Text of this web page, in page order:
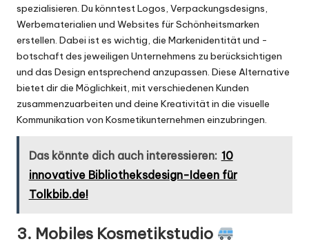
spezialisieren. Du könntestLogos, Verpackungsdesigns,
Werbematerialien und Websites für Schönheitsmarken
erstellen. Dabei ist es wichtig, die Markenidentität und -
botschaft des jeweiligen Unternehmens zu berücksichtigen
und das Design entsprechend anzupassen. Diese Alternative
bietet dir die Möglichkeit, mit verschiedenen Kunden
zusammenzuarbeiten und deine Kreativität in die visuelle
Kommunikation von Kosmetikunternehmen einzubringen.
Das könnte dich auch interessieren: 10
innovative Bibliotheksdesign-Ideen für
Tolkbib.de!
3. Mobiles Kosmetikstudio